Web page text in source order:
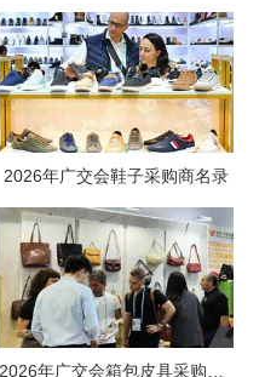
2026年广交会鞋子采购商名录